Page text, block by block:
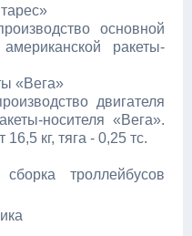
основной
ракеты-
«Вега»
двигателя
носителя «Вега».
кг, тяга - 0,25 тс.
троллейбусов